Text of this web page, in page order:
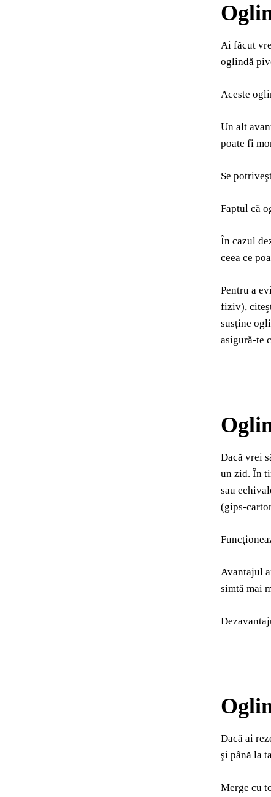
Ai făcut
oglindă
Aceste
Un alt
poate fi
Se
Faptul că
În cazul
ceea ce
Pentru a
fiziv),
susține
asigură-te
Dacă vrei
un zid. În
sau
(gips-
Avantajul
simtă mai
Dacă ai
şi până la
Merge cu